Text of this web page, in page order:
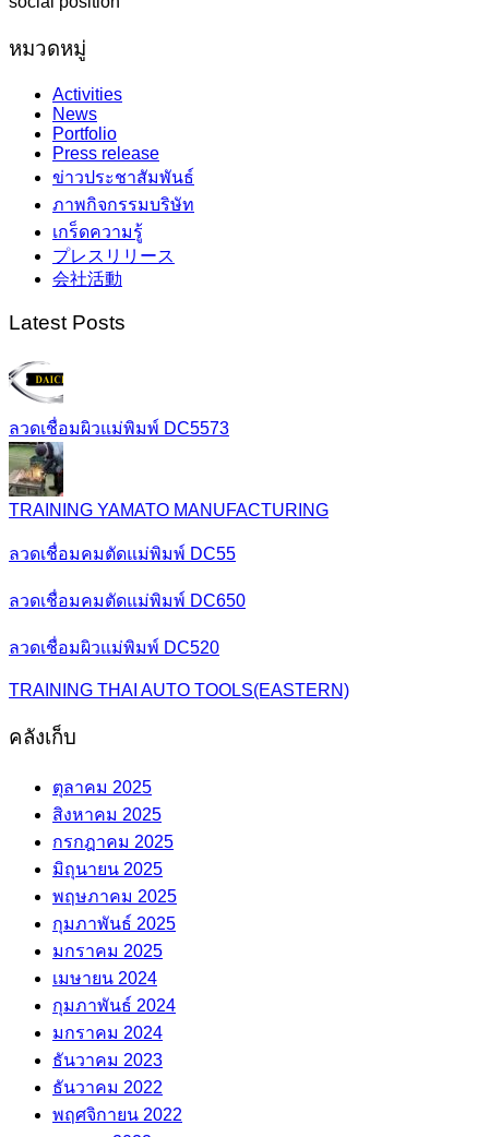
หมวดหมู่
Activities
News
Portfolio
Press release
ข่าวประชาสัมพันธ์
ภาพกิจกรรมบริษัท
เกร็ดความรู้
プレスリリース
会社活動
Latest Posts
ลวดเชื่อมผิวแม่พิมพ์ DC5573
TRAINING YAMATO MANUFACTURING
ลวดเชื่อมคมตัดแม่พิมพ์ DC55
ลวดเชื่อมคมตัดแม่พิมพ์ DC650
ลวดเชื่อมผิวแม่พิมพ์ DC520
TRAINING THAI AUTO TOOLS(EASTERN)
คลังเก็บ
ตุลาคม 2025
สิงหาคม 2025
กรกฎาคม 2025
มิถุนายน 2025
พฤษภาคม 2025
กุมภาพันธ์ 2025
มกราคม 2025
เมษายน 2024
กุมภาพันธ์ 2024
มกราคม 2024
ธันวาคม 2023
ธันวาคม 2022
พฤศจิกายน 2022